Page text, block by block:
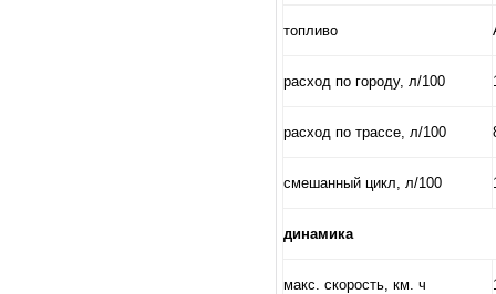
топливо
расход по городу, л/100
расход по трассе, л/100
смешанный цикл, л/100
динамика
макс. скорость, км. ч